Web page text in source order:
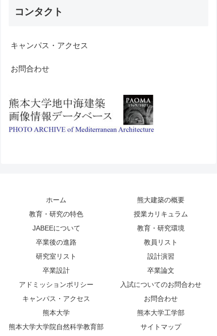
コンタクト
キャンパス・アクセス
お問合わせ
ホーム
熊大建築の概要
教育・研究の特色
授業カリキュラム
JABEEについて
教育・研究環境
卒業後の進路
教員リスト
研究室リスト
設計演習
卒業設計
卒業論文
アドミッションポリシー
入試についてのお問合わせ
キャンパス・アクセス
お問合わせ
熊本大学
熊本大学工学部
熊本大学大学院自然科学教育部
サイトマップ